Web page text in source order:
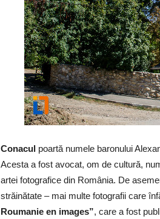
Conacul poartă numele baronului
Acesta a fost avocat, om de cultură,
artei fotografice din România. De
străinătate – mai multe fotografii care
Roumanie en images”, care a fost